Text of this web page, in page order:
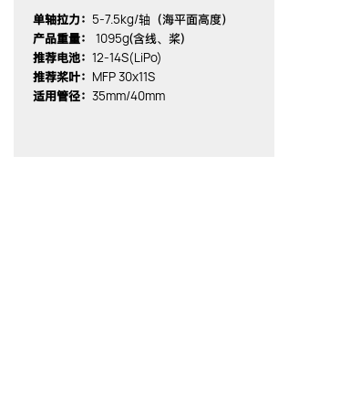
单轴拉力： 5-7.5kg/轴 （海平面高度）
产品重量： 1095g(含线、桨)
推荐电池： 12-14S(LiPo)
推荐桨叶： MFP 30x11S
适用管径： 35mm/40mm